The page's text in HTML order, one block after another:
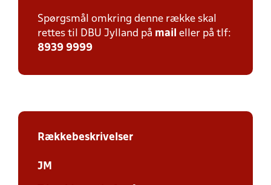
Spørgsmål omkring denne række skal
rettes til DBU Jylland på mail eller på tlf:
8939 9999
Rækkebeskrivelser
JM